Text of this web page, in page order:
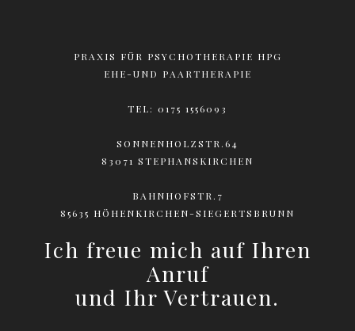
PRAXIS FÜR PSYCHOTHERAPIE HPG
EHE-UND PAARTHERAPIE
TEL: 0175 1556093
SONNENHOLZSTR.64
83071 STEPHANSKIRCHEN
BAHNHOFSTR.7
85635 HÖHENKIRCHEN-SIEGERTSBRUNN
Ich freue mich auf Ihren
Anruf
und Ihr Vertrauen.